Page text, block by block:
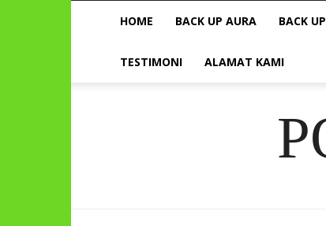
HOME BACK UP AURA BACK
TESTIMONI ALAMAT KAMI